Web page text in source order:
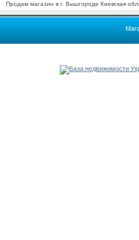
Продам магазин в г. Вышгороде Киевская